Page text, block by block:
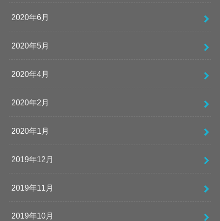
2020年6月
2020年5月
2020年4月
2020年2月
2020年1月
2019年12月
2019年11月
2019年10月